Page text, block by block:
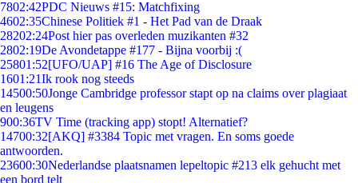
7802:42PDC Nieuws #15: Matchfixing
4602:35Chinese Politiek #1 - Het Pad van de Draak
28202:24Post hier pas overleden muzikanten #32
2802:19De Avondetappe #177 - Bijna voorbij :(
25801:52[UFO/UAP] #16 The Age of Disclosure
1601:21Ik rook nog steeds
14500:50Jonge Cambridge professor stapt op na claims over plagiaat
en leugens
900:36TV Time (tracking app) stopt! Alternatief?
14700:32[AKQ] #3384 Topic met vragen. En soms goede
antwoorden.
23600:30Nederlandse plaatsnamen lepeltopic #213 elk gehucht met
een bord telt